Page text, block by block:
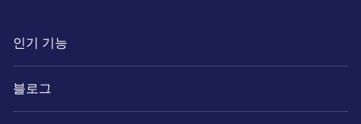
인기 기능
블로그